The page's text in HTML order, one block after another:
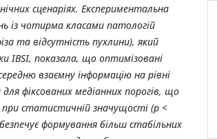
сценаріях. Експериментальна
із чотирма класами патологій
та відсутність пухлини), який
IBSI, показала, що оптимізовані
взаємну інформацію на рівні
фіксованих медіанних порогів, що
статистичній значущості (p <
формування більш стабільних